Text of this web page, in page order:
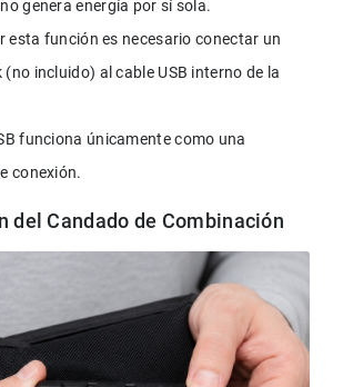
genera energía por sí sola.
esta función es necesario conectar un
(no incluido) al cable USB interno de la
funciona únicamente como una
conexión.
del Candado de Combinación